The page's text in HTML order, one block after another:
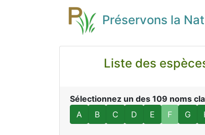
Préservons la
Liste des
Sélectionnez un des 109 noms
A
B C D E F G